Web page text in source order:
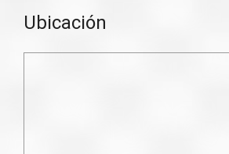
Ubicación